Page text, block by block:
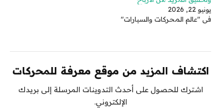
يونيو 22, 2026
في "عالم المحركات والسيارات"
اكتشاف المزيد من موقع معرفة للمحركات
اشترك للحصول على أحدث التدوينات المرسلة إلى بريدك
الإلكتروني.